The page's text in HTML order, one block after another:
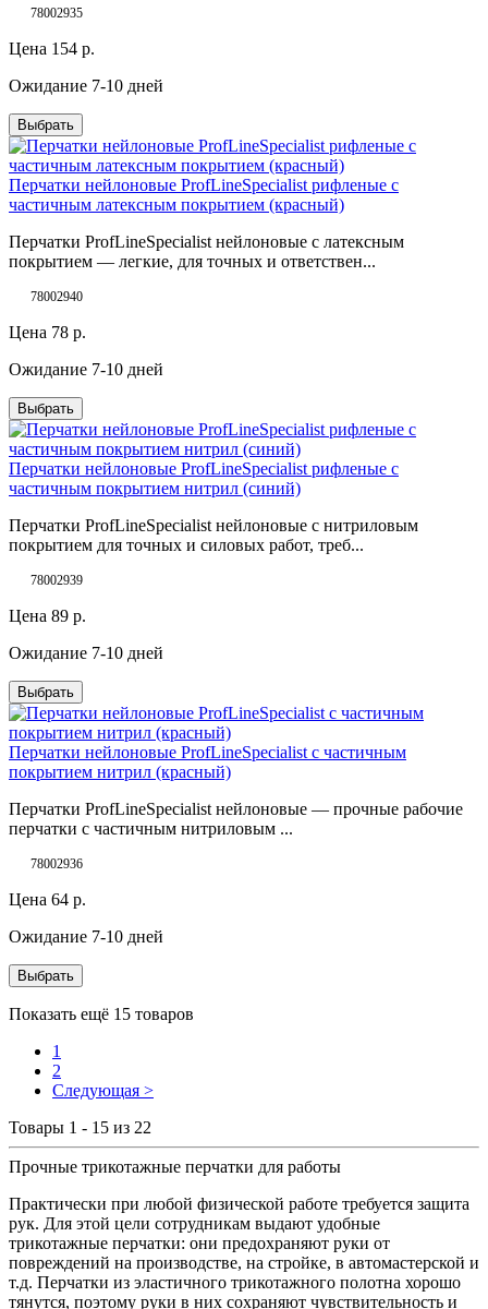
78002935
Цена 154 р.
Ожидание 7-10 дней
Выбрать
Перчатки нейлоновые ProfLineSpecialist рифленые с
частичным латексным покрытием (красный)
Перчатки ProfLineSpecialist нейлоновые с латексным
покрытием — легкие, для точных и ответствен...
78002940
Цена 78 р.
Ожидание 7-10 дней
Выбрать
Перчатки нейлоновые ProfLineSpecialist рифленые с
частичным покрытием нитрил (синий)
Перчатки ProfLineSpecialist нейлоновые с нитриловым
покрытием для точных и силовых работ, треб...
78002939
Цена 89 р.
Ожидание 7-10 дней
Выбрать
Перчатки нейлоновые ProfLineSpecialist с частичным
покрытием нитрил (красный)
Перчатки ProfLineSpecialist нейлоновые — прочные рабочие
перчатки с частичным нитриловым ...
78002936
Цена 64 р.
Ожидание 7-10 дней
Выбрать
Показать ещё 15 товаров
1
2
Следующая >
Товары 1 - 15 из 22
Прочные трикотажные перчатки для работы
Практически при любой физической работе требуется защита
рук. Для этой цели сотрудникам выдают удобные
трикотажные перчатки: они предохраняют руки от
повреждений на производстве, на стройке, в автомастерской и
т.д. Перчатки из эластичного трикотажного полотна хорошо
тянутся, поэтому руки в них сохраняют чувствительность и